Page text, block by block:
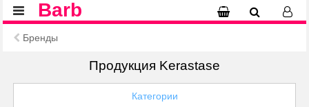
Barb
Бренды
Продукция Kerastase
Категории